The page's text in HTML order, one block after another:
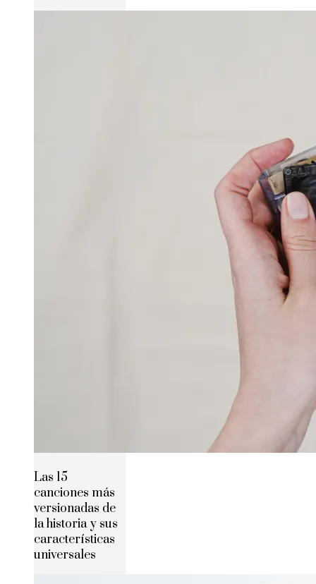
Las 15
canciones más
versionadas de
la historia y sus
características
universales